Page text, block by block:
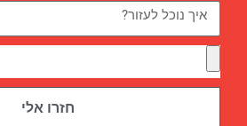
חזרו אלי